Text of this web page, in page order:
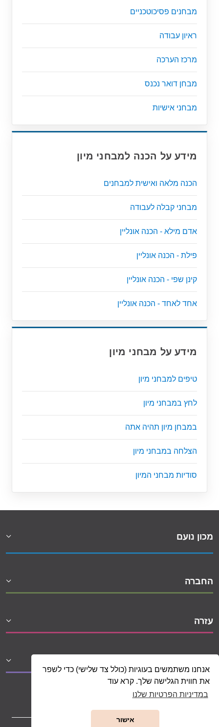
אנחנו משתמשים בעוגיות (כולל צד שלישי) כדי לשפר
את חווית הגלישה שלך. קרא עוד
במדיניות הפרטיות שלנו
אישור
מבחנים פסיכוטכניים
ראיון עבודה
מרכז הערכה
מבחן דואר נכנס
מבחני אישיות
מידע על הכנה למבחני מיון
הכנה מלאה ואישית למבחנים
מבחני קבלה לעבודה
אדם מילא - הכנה אונליין
פילת - הכנה אונליין
קינן שפי - הכנה אונליין
אחד לאחד - הכנה אונליין
מידע על מבחני מיון
טיפים למבחני מיון
לחץ במבחני מיון
במבחן מיון תהיה אתה
הצלחה במבחני מיון
סודיות מבחני המיון
מכון נועם
החברה
עזרה